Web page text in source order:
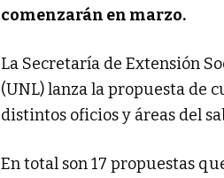
comenzarán en marzo.
La Secretaría de Extensión
(UNL) lanza la propuesta de
distintos oficios y áreas del
En total son 17 propuestas